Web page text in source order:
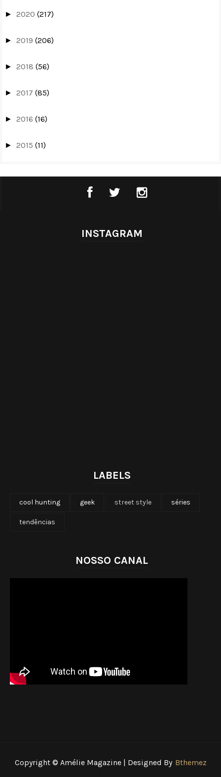
► 2020 (217)
► 2019 (206)
► 2018 (56)
► 2017 (85)
► 2016 (16)
► 2015 (11)
INSTAGRAM
LABELS
cool hunting geek street style séries
tendências
NOSSO CANAL
Copyright © Amélie Magazine | Designed By Bthemez